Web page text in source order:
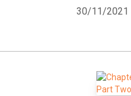
30/11/2021